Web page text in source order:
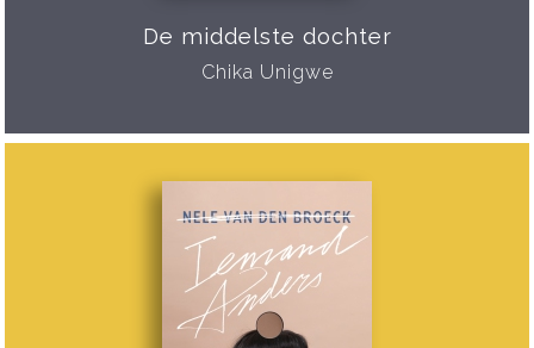
De middelste dochter
Chika Unigwe